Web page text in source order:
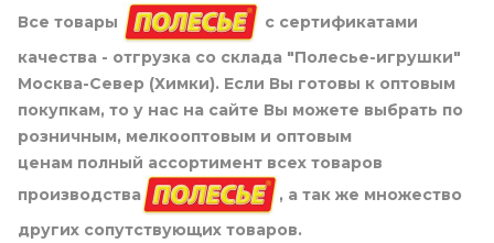
Все товары
с сертификатами
качества - отгрузка со склада "Полесье-игрушки"
Москва-Север (Химки). Если Вы готовы к оптовым
покупкам, то у нас на сайте Вы можете выбрать по
розничным, мелкооптовым и оптовым
ценам полный ассортимент всех товаров
производства
, а так же множество
других сопутствующих товаров.